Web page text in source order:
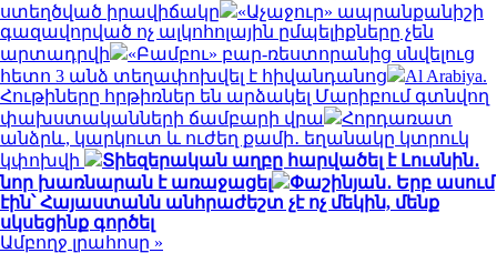
ստեղծված իրավիճակը
«Աչաջուր» ապրանքանիշի
գազավորված ոչ ալկոհոլային ըմպելիքները չեն
արտադրվի
«Բամբու» բար-ռեստորանից սնվելուց
հետո 3 անձ տեղափոխվել է հիվանդանոց
Al Arabiya.
Հութիները հրթիռներ են արձակել Մարիբում գտնվող
փախստականների ճամբարի վրա
Հորդառատ
անձրև, կարկուտ և ուժեղ քամի․ եղանակը կտրուկ
կփոխվի
Տիեզերական աղբը հարվածել է Լուսնին․
նոր խառնարան է առաջացել
Փաշինյան․ Երբ ասում
էին՝ Հայաստանն անհրաժեշտ չէ ոչ մեկին, մենք
սկսեցինք գործել
Ամբողջ լրահոսը »